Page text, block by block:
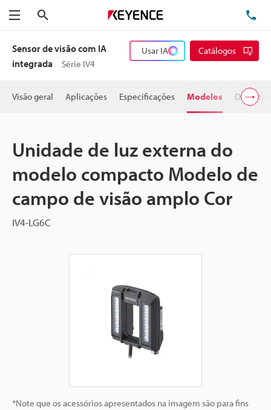
Menu
Sensor de visão com IA
integrada
Série IV4
Usar IA Catálogos
Visão geral Aplicações Especificações Modelos
Unidade de luz externa do
modelo compacto Modelo de
campo de visão amplo Cor
IV4-LG6C
*Note que os acessórios apresentados na imagem são para fins